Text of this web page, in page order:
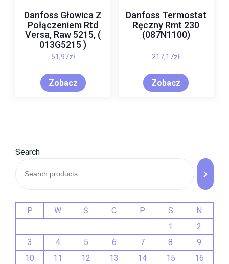
Danfoss Głowica Z
Połączeniem Rtd
Versa, Raw 5215, (
013G5215 )
51,97zł
Zobacz
Danfoss Termostat
Ręczny Rmt 230
(087N1100)
217,17zł
Zobacz
Search
P W Ś C P S
N
1
2
3
4 5 6 7 8
9
10
11 12 13 14 15
16